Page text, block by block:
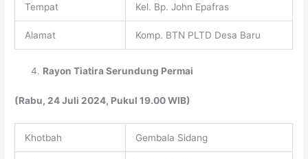
Tempat Kel. Bp. John Epafras
Alamat Komp. BTN PLTD Desa Baru
Rayon Tiatira Serundung Permai
(Rabu, 24 Juli 2024, Pukul 19.00 WIB)
Khotbah Gembala Sidang